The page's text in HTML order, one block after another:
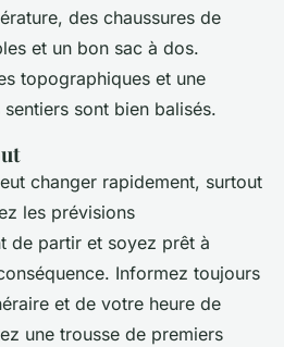
des chaussures de
et un bon sac à dos.
topographiques et une
sont bien balisés.
changer rapidement, surtout
les prévisions
de partir et soyez prêt à
Informez toujours
et de votre heure de
une trousse de premiers